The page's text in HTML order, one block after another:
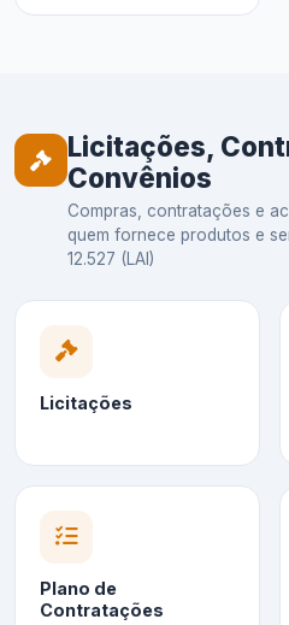
Licitações,
Convênios
Compras, contratações e
quem fornece produtos e
12.527 (LAI)
Licitações
Plano de
Contratações